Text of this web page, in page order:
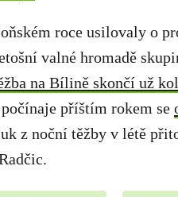
roce usilovaly o
valné hromadě
na Bílině skončí už
příštím rokem se
z noční těžby v létě